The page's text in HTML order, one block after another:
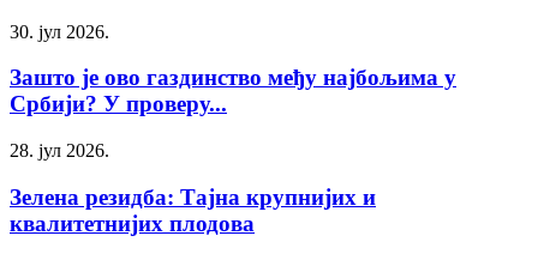
30. јул 2026.
Зашто је ово газдинство међу најбољима у
Србији? У проверу...
28. јул 2026.
Зелена резидба: Тајна крупнијих и
квалитетнијих плодова